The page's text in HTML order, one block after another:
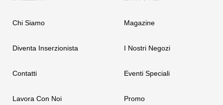
Chi Siamo
Diventa Inserzionista
Contatti
Lavora Con Noi
Magazine
I Nostri Negozi
Eventi Speciali
Promo